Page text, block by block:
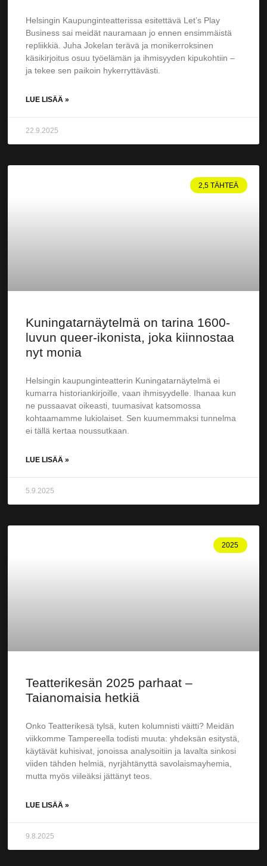
Helsingin Kaupunginteatterissa esitettävä Let’s Play
Business sai meidät nauramaan jo ennen ensimmäistä
repliikkiä. Juha Jokelan terävä ja monikerroksinen
käsikirjoitus osuu työelämän ja ihmisyyden kipukohtiin –
ja tekee sen paikoin hykerryttävästi.
LUE LISÄÄ »
22.9.2025
2,5 TÄHTEÄ
Kuningatarnäytelmä on tarina 1600-
luvun queer-ikonista, joka kiinnostaa
nyt monia
Helsingin kaupunginteatterin Kuningatarnäytelmä ei
kumarra historiankirjoille, vaan ihmisyydelle. Ihanaa kun
ne pussaavat oikeasti, tuumasivat katsomossa
kohtaamamme lukiolaiset. Sen kuumemmaksi tunnelma
ei tällä kertaa noussutkaan.
LUE LISÄÄ »
5.9.2025
2025
Teatterikesän 2025 parhaat –
Taianomaisia hetkiä
Onko Teatterikesä tylsä, kuten kolumnisti väitti? Meidän
viikkomme Tampereella todisti muuta: yhdeksän esitystä,
käytävät kuhisivat, jonoissa analysoitiin ja lavalta sinkosi
viiden tähden helmiä, nyrjähtänyttä savolaismayhemia,
mutta myös viileäksi jättänyt teos.
LUE LISÄÄ »
9.8.2025